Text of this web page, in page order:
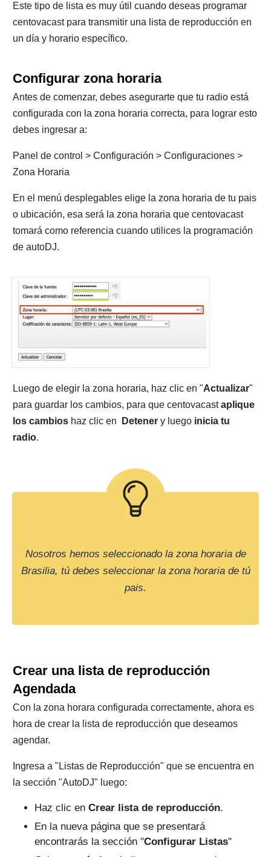
Este tipo de lista es muy útil cuando deseas programar
centovacast para transmitir una lista de reproducción en
un día y horario específico.
Configurar zona horaria
Antes de comenzar, debes asegurarte que tu radio está
configurada con la zona horaria correcta, para lograr esto
debes ingresar a:
Panel de control > Configuración > Configuraciones >
Zona Horaria
En el menú desplegables elige la zona horaria de tu pais
o ubicación, esa será la zona horaria que centovacast
tomará como referencia cuando utilices la programación
de autoDJ.
Luego de elegir la zona horaria, haz clic en "Actualizar"
para guardar los cambios, para que centovacastaplique
los cambios haz clic en Detener y luego inicia tu
radio.
Nosotros hemos seleccionado la zona horaria de
Brasilia, tú debes seleccionar la zona horaria de tú
pais.
Crear una lista de reproducción
Agendada
Con la zona horara configurada correctamente, ahora es
hora de crear la lista de reproducción que deseamos
agendar.
Ingresa a "Listas de Reproducción" que se encuentra en
la sección "AutoDJ" luego:
Haz clic en Crear lista de reproducción.
En la nueva página que se presentará
encontrarás la sección "Configurar Listas"